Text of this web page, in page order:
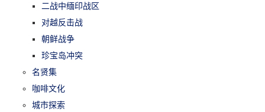
二战中缅印战区
对越反击战
朝鲜战争
珍宝岛冲突
名贤集
咖啡文化
城市探索